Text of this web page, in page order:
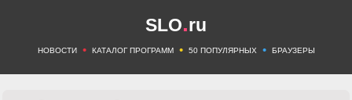
SLO.ru
НОВОСТИ • КАТАЛОГ ПРОГРАММ • 50 ПОПУЛЯРНЫХ • БРАУЗЕРЫ